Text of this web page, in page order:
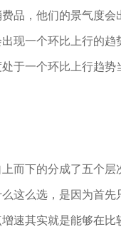
品，他们的景气度会
现一个环比上行的趋
于一个环比上行趋势
而下的分成了五个层
这么选，是因为首先
速其实就是能够在比